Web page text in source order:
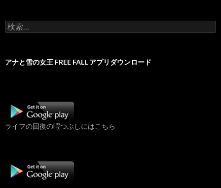
検
索:
アナと雪の女王 FREE FALL アプリダウンロード
ライフの回復の暇つぶしにはこちら